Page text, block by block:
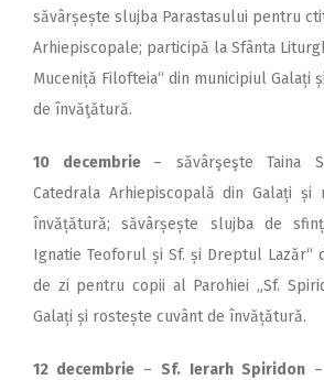
săvârșește slujba Parastasului pentru
Arhiepiscopale; participă la Sfânta
Muceniță Filofteia“ din municipiul Galați
de învăţătură.
10 decembrie – săvârşeşte Taina
Catedrala Arhiepiscopală din Galați și
învățătură; săvârșește slujba de
Ignatie Teoforul și Sf. și Dreptul Lazăr“
de zi pentru copii al Parohiei „Sf.
Galați și rostește cuvânt de învățătură.
12 decembrie – Sf. Ierarh Spiridon–